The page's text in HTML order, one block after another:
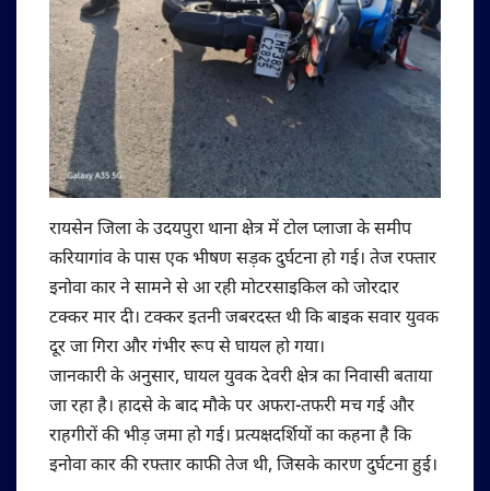
रायसेन जिला के उदयपुरा थाना क्षेत्र में टोल प्लाजा के समीप
करियागांव के पास एक भीषण सड़क दुर्घटना हो गई। तेज रफ्तार
इनोवा कार ने सामने से आ रही मोटरसाइकिल को जोरदार
टक्कर मार दी। टक्कर इतनी जबरदस्त थी कि बाइक सवार युवक
दूर जा गिरा और गंभीर रूप से घायल हो गया।
जानकारी के अनुसार, घायल युवक देवरी क्षेत्र का निवासी बताया
जा रहा है। हादसे के बाद मौके पर अफरा-तफरी मच गई और
राहगीरों की भीड़ जमा हो गई। प्रत्यक्षदर्शियों का कहना है कि
इनोवा कार की रफ्तार काफी तेज थी, जिसके कारण दुर्घटना हुई।